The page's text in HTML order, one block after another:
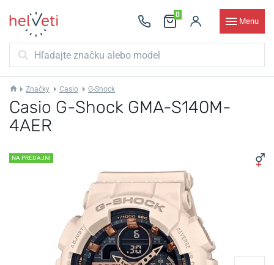
0
Menu
Značky Casio G-Shock
Casio G-Shock GMA-S140M-
4AER
NA PREDAJNI